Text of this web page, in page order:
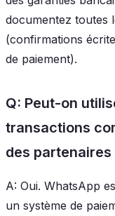
documentez toutes
(confirmations
de paiement).
Q: Peut-on
transactions
des partenaires
A: Oui. WhatsApp
un système de